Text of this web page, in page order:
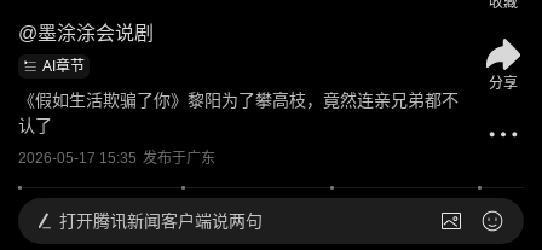
@墨涂涂会说剧
AI章节
《假如生活欺骗了你》黎阳为了攀高枝，竟然连亲兄弟都不
认了
2026-05-17 15:35 发布于广东
分享
打开腾讯新闻客户端说两句